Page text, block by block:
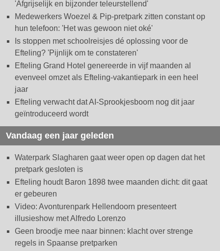
'Afgrijselijk en bijzonder teleurstellend'
Medewerkers Woezel & Pip-pretpark zitten constant op
hun telefoon: 'Het was gewoon niet oké'
Is stoppen met schoolreisjes dé oplossing voor de
Efteling? 'Pijnlijk om te constateren'
Efteling Grand Hotel genereerde in vijf maanden al
evenveel omzet als Efteling-vakantiepark in een heel
jaar
Efteling verwacht dat AI-Sprookjesboom nog dit jaar
geïntroduceerd wordt
Vandaag een jaar geleden
Waterpark Slagharen gaat weer open op dagen dat het
pretpark gesloten is
Efteling houdt Baron 1898 twee maanden dicht: dit gaat
er gebeuren
Video: Avonturenpark Hellendoorn presenteert
illusieshow met Alfredo Lorenzo
Geen broodje mee naar binnen: klacht over strenge
regels in Spaanse pretparken